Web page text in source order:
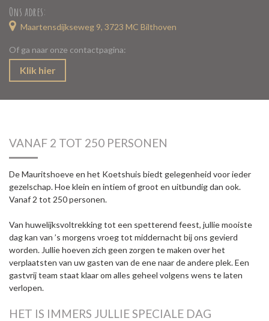
Ons adres:
Maartensdijkseweg 9, 3723 MC Bilthoven
Of ga naar onze contactpagina:
Klik hier
VANAF 2 TOT 250 PERSONEN
De Mauritshoeve en het Koetshuis biedt gelegenheid voor ieder
gezelschap. Hoe klein en intiem of groot en uitbundig dan ook.
Vanaf 2 tot 250 personen.
Van huwelijksvoltrekking tot een spetterend feest, jullie mooiste
dag kan van ’s morgens vroeg tot middernacht bij ons gevierd
worden. Jullie hoeven zich geen zorgen te maken over het
verplaatsten van uw gasten van de ene naar de andere plek. Een
gastvrij team staat klaar om alles geheel volgens wens te laten
verlopen.
HET IS IMMERS JULLIE SPECIALE DAG